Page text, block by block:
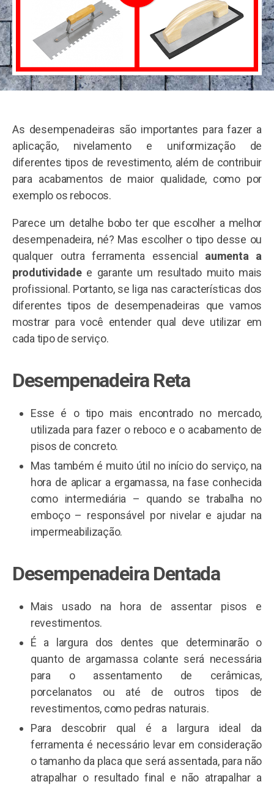
As desempenadeiras são importantes para fazer a
aplicação, nivelamento e uniformização de
diferentes tipos de revestimento, além de contribuir
para acabamentos de maior qualidade, como por
exemplo os rebocos.
Parece um detalhe bobo ter que escolher a melhor
desempenadeira, né? Mas escolher o tipo desse ou
qualquer outra ferramenta essencial aumenta a
produtividadee garante um resultado muito mais
profissional. Portanto, se liga nas características dos
diferentes tipos de desempenadeiras que vamos
mostrar para você entender qual deve utilizar em
cada tipo de serviço.
Desempenadeira Reta
Esse é o tipo mais encontrado no mercado,
utilizada para fazer o reboco e o acabamento de
pisos de concreto.
Mas também é muito útil no início do serviço, na
hora de aplicar a ergamassa, na fase conhecida
como intermediária – quando se trabalha no
emboço – responsável por nivelar e ajudar na
impermeabilização.
Desempenadeira Dentada
Mais usado na hora de assentar pisos e
revestimentos.
É a largura dos dentes que determinarão o
quanto de argamassa colante será necessária
para o assentamento de cerâmicas,
porcelanatos ou até de outros tipos de
revestimentos, como pedras naturais.
Para descobrir qual é a largura ideal da
ferramenta é necessário levar em consideração
o tamanho da placa que será assentada, para não
atrapalhar o resultado final e não atrapalhar a